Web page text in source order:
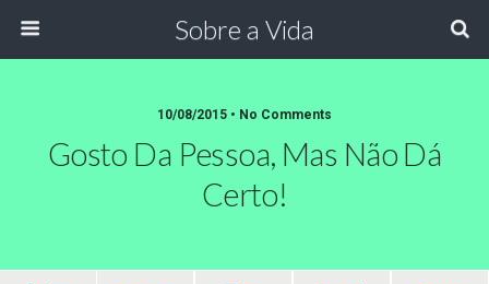
Sobre a Vida
10/08/2015 • No Comments
Gosto Da Pessoa, Mas Não Dá
Certo!